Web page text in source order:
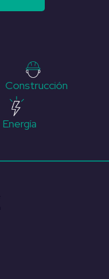
Construcción
Energía